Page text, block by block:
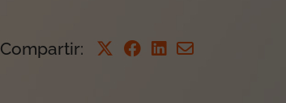
Compartir: